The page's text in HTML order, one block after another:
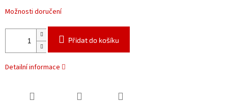
Možnosti doručení
Přidat do košíku
Detailní informace